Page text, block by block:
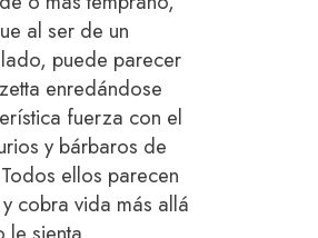
al ser de un
puede parecer
enredándose
fuerza con el
y bárbaros de
ellos parecen
cobra vida más allá